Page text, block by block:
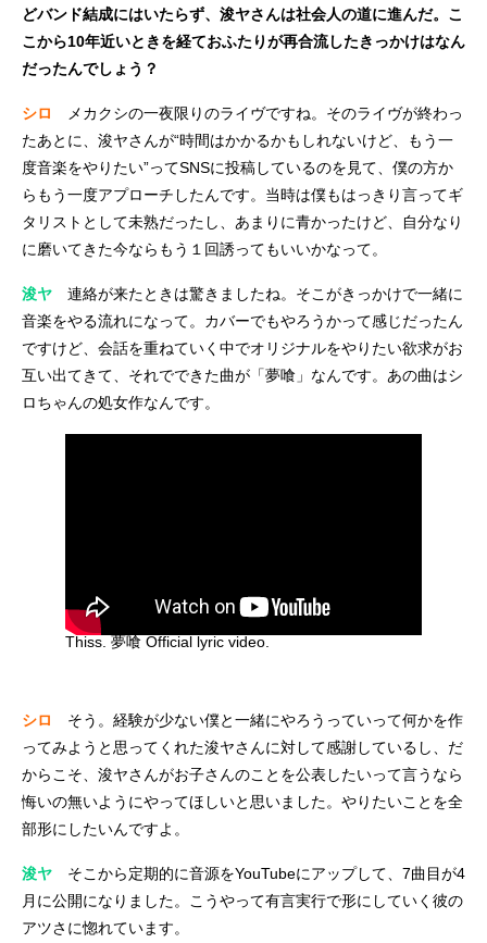
どバンド結成にはいたらず、浚ヤさんは社会人の道に進んだ。こ
こから10年近いときを経ておふたりが再合流したきっかけはなん
だったんでしょう？
シロ
メカクシの一夜限りのライヴですね。そのライヴが終わっ
たあとに、浚ヤさんが“時間はかかるかもしれないけど、もう一
度音楽をやりたい”ってSNSに投稿しているのを見て、僕の方か
らもう一度アプローチしたんです。当時は僕もはっきり言ってギ
タリストとして未熟だったし、あまりに青かったけど、自分なり
に磨いてきた今ならもう１回誘ってもいいかなって。
浚ヤ 連絡が来たときは驚きましたね。そこがきっかけで一緒に
音楽をやる流れになって。カバーでもやろうかって感じだったん
ですけど、会話を重ねていく中でオリジナルをやりたい欲求がお
互い出てきて、それでできた曲が「夢喰」なんです。あの曲はシ
ロちゃんの処女作なんです。
Thiss. 夢喰 Official lyric video.
シロ
そう。経験が少ない僕と一緒にやろうっていって何かを作
ってみようと思ってくれた浚ヤさんに対して感謝しているし、だ
からこそ、浚ヤさんがお子さんのことを公表したいって言うなら
悔いの無いようにやってほしいと思いました。やりたいことを全
部形にしたいんですよ。
浚ヤ そこから定期的に音源をYouTubeにアップして、7曲目が4
月に公開になりました。こうやって有言実行で形にしていく彼の
アツさに惚れています。